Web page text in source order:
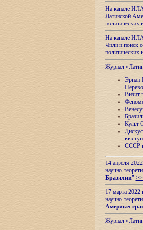
На канале
Латинской
На канале
Чили и поиск
Журнал
Эрнан
Визит
Культ
СССР и
14 апреля
научно-
Бразилии"
17 марта 2022
научно-
Америке:
Журнал